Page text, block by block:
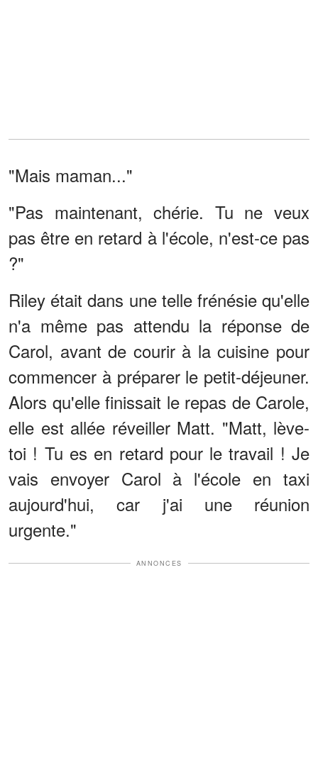
"Mais maman..."
"Pas maintenant, chérie. Tu ne veux
pas être en retard à l'école, n'est-ce pas
?"
Riley était dans une telle frénésie qu'elle
n'a même pas attendu la réponse de
Carol, avant de courir à la cuisine pour
commencer à préparer le petit-déjeuner.
Alors qu'elle finissait le repas de Carole,
elle est allée réveiller Matt. "Matt, lève-
toi ! Tu es en retard pour le travail ! Je
vais envoyer Carol à l'école en taxi
aujourd'hui, car j'ai une réunion
urgente."
ANNONCES